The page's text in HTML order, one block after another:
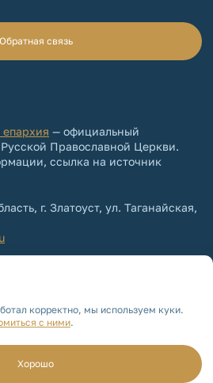
Обратная связь
— официальный
Православной Церкви.
ссылка на источник
г. Златоуст, ул. Таганайская,
Для чего?
корректно, мы используем куки.
с ними.
Хорошо